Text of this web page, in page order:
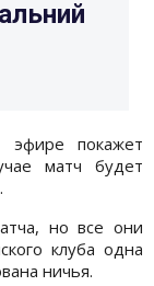
покажет
матч будет
но все они
клуба одна
ничья.